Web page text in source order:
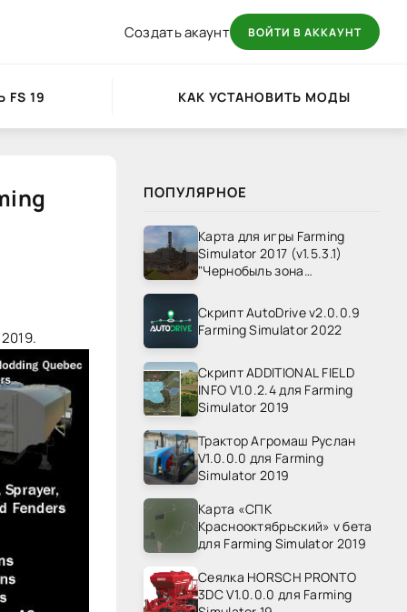
Создать акаунт ВОЙТИ В АККАУНТ
FS 19 КАК УСТАНОВИТЬ МОДЫ
ПОПУЛЯРНОЕ
Карта для игры Farming
Simulator 2017 (v1.5.3.1)
"Чернобыль зона
Скрипт AutoDrive v2.0.0.9
Farming Simulator 2022
Скрипт ADDITIONAL FIELD
INFO V1.0.2.4 для Farming
Simulator 2019
Трактор Агромаш Руслан
V1.0.0.0 для Farming
Simulator 2019
Карта «СПК
Краснооктябрьский» v бета
для Farming Simulator 2019
Сеялка HORSCH PRONTO
3DC V1.0.0.0 для Farming